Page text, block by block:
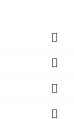



